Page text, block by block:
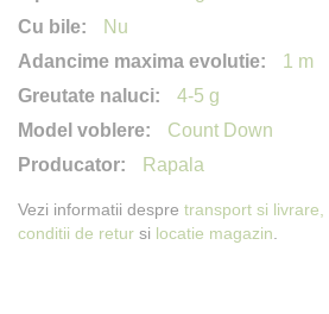
Nu
1 m
4-5 g
Count Down
Rapala
Vezi informatii despre transport si livrare,
conditii de retur si locatie magazin.